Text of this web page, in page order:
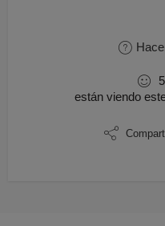
están viendo